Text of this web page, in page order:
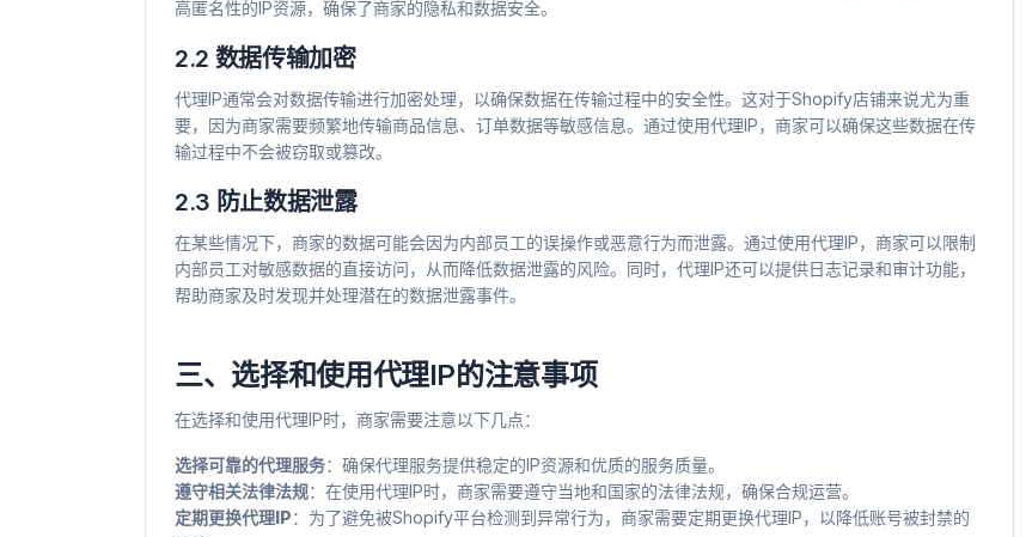
高匿名性的IP资源，确保了商家的隐私和数据安全。
2.2 数据传输加密
代理IP通常会对数据传输进行加密处理，以确保数据在传输过程中的安全性。这对于Shopify店铺来说尤为重
要，因为商家需要频繁地传输商品信息、订单数据等敏感信息。通过使用代理IP，商家可以确保这些数据在传
输过程中不会被窃取或篡改。
2.3 防止数据泄露
在某些情况下，商家的数据可能会因为内部员工的误操作或恶意行为而泄露。通过使用代理IP，商家可以限制
内部员工对敏感数据的直接访问，从而降低数据泄露的风险。同时，代理IP还可以提供日志记录和审计功能，
帮助商家及时发现并处理潜在的数据泄露事件。
三、选择和使用代理IP的注意事项
在选择和使用代理IP时，商家需要注意以下几点：
选择可靠的代理服务​：确保代理服务提供稳定的IP资源和优质的服务质量。
遵守相关法律法规​：在使用代理IP时，商家需要遵守当地和国家的法律法规，确保合规运营。
定期更换代理IP​：为了避免被Shopify平台检测到异常行为，商家需要定期更换代理IP，以降低账号被封禁的